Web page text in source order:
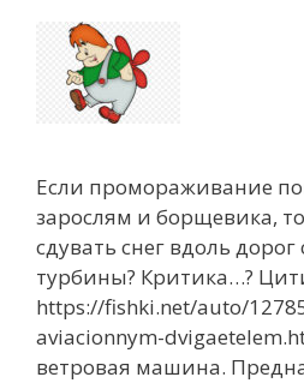
Если промораживание
зарослям и борщевика,
сдувать снег вдоль
турбины? Критика…?
https://fishki.net/auto/
aviacionnym-
ветровая машина.